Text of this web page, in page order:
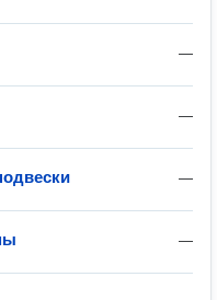
—
—
—
—